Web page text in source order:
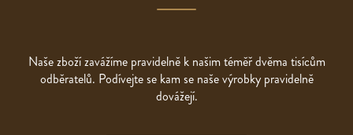
Naše zboží zavážíme pravidelně k našim téměř dvěma tisícům
odběratelů. Podívejte se kam se naše výrobky pravidelně
dovážejí.